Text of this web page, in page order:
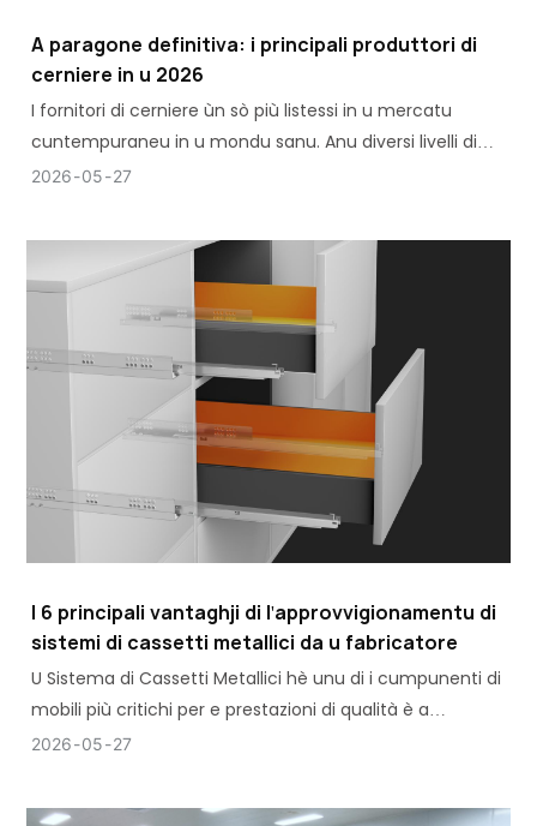
A paragone definitiva: i principali produttori di
cerniere in u 2026
I fornitori di cerniere ùn sò più listessi in u mercatu
cuntempuraneu in u mondu sanu. Anu diversi livelli di
prestazione chì rispondenu à diverse esigenze di
2026 05 27
I 6 principali vantaghji di l'approvvigionamentu di
sistemi di cassetti metallici da u fabricatore
U Sistema di Cassetti Metallici hè unu di i cumpunenti di
mobili più critichi per e prestazioni di qualità è a
longevità in armadi, guardaroba, mobili di cucina è
2026 05 27